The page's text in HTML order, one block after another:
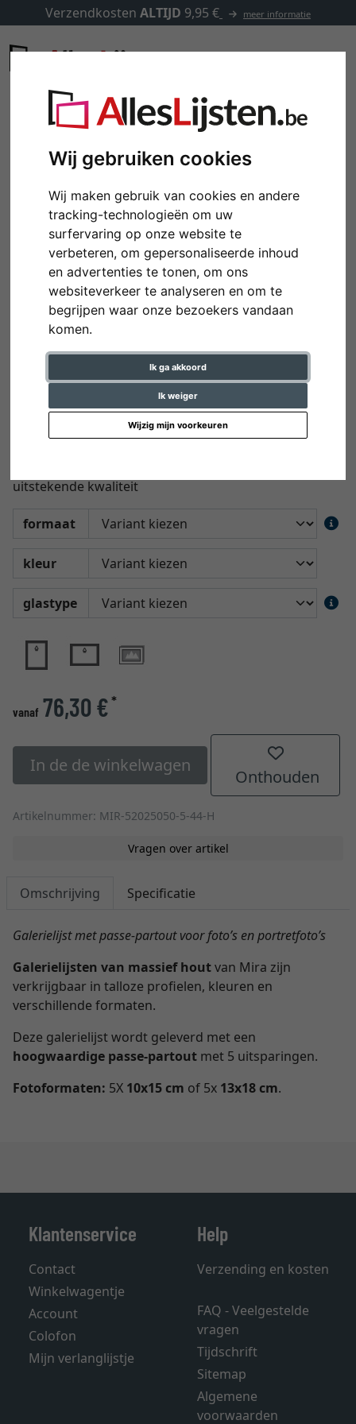
Wij gebruiken cookies
Wij maken gebruik van cookies en andere
tracking-technologieën om uw
surfervaring op onze website te
verbeteren, om gepersonaliseerde inhoud
en advertenties te tonen, om ons
websiteverkeer te analyseren en om te
begrijpen waar onze bezoekers vandaan
komen.
Ik ga akkoord
Ik weiger
Wijzig mijn voorkeuren
Verzendkosten ALTIJD 9,95 € meer informatie
Multi fotokader Calais
uitstekende kwaliteit
formaat
kleur
glastype
vanaf 76,30 €*
In de de winkelwagen
Onthouden
Artikelnummer: MIR-52025050-5-44-H
Vragen over artikel
Omschrijving Specificatie
Galerielijst met passe-partout voor foto’s en portretfoto’s
Galerielijsten van massief houtvan Mira zijn
verkrijgbaar in talloze profielen, kleuren en
verschillende formaten.
Deze galerielijst wordt geleverd met een
hoogwaardige passe-partout met 5 uitsparingen.
Fotoformaten: 5X 10x15 cm of 5x 13x18 cm.
Klantenservice
Contact
Winkelwagentje
Account
Colofon
Mijn verlanglijstje
Help
Verzending en kosten
FAQ - Veelgestelde
vragen
Tijdschrift
Sitemap
Algemene
voorwaarden